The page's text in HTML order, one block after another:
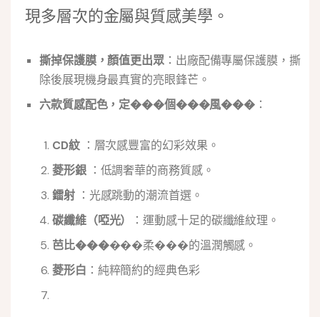
現多層次的金屬與質感美學。
撕掉保護膜，顏值更出眾：出廠配備專屬保護膜，撕
除後展現機身最真實的亮眼鋒芒。
六款質感配色，定���個���風��� ：
CD紋 ：層次感豐富的幻彩效果。
菱形銀 ：低調奢華的商務質感。
鐳射 ：光感跳動的潮流首選。
碳纖維（啞光）
：運動感十足的碳纖維紋理。
芭比������柔���的溫潤觸感。
菱形白 ：純粹簡約的經典色彩